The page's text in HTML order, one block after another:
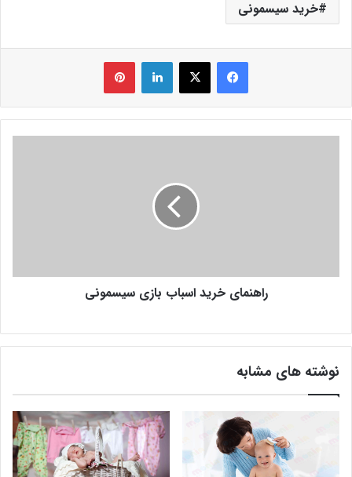
خرید سیسمونی
فیس بوک X لینکدین ‫پین‌ترست
راهنمای خرید اسباب بازی سیسمونی
نوشته های مشابه